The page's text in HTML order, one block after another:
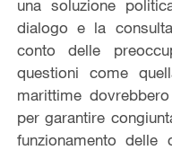
una soluzione
dialogo e la
conto delle
questioni come
marittime
per garantire
funzionamento delle